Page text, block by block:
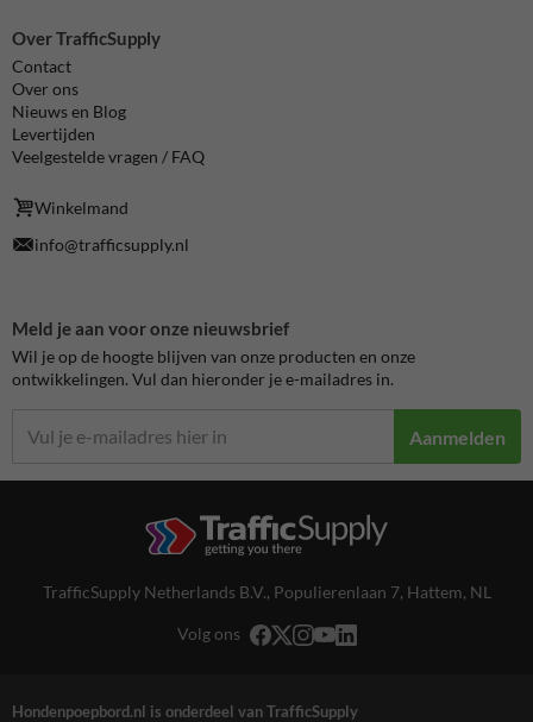
Over TrafficSupply
Contact
Over ons
Nieuws en Blog
Levertijden
Veelgestelde vragen / FAQ
Winkelmand
info@trafficsupply.nl
Meld je aan voor onze nieuwsbrief
Wil je op de hoogte blijven van onze producten en onze
ontwikkelingen. Vul dan hieronder je e-mailadres in.
Aanmelden
TrafficSupply Netherlands B.V., Populierenlaan 7, Hattem, NL
Volg ons
Hondenpoepbord.nl is onderdeel van TrafficSupply